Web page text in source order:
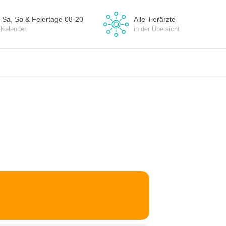
So & Feiertage 08-20 Alle Tierärzte
in der Übersicht